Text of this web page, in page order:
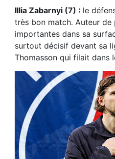
Illia Zabarnyi (7) : le
très bon match. Auteur de
importantes dans sa
surtout décisif devant sa
Thomasson qui filait dans